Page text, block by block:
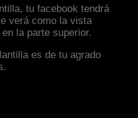
tu facebook tendrá
verá como la vista
la parte superior.
es de tu agrado